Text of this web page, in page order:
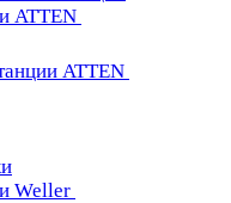
ATTEN
ATTEN
Weller